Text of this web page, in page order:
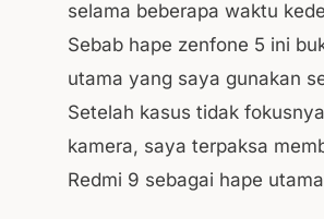
selama beberapa waktu
Sebab hape zenfone 5 ini
utama yang saya gunakan
Setelah kasus tidak
kamera, saya terpaksa
Redmi 9 sebagai hape